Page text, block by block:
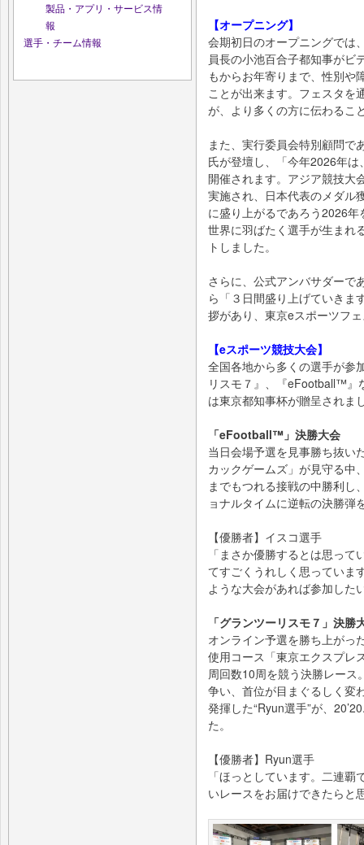
製品・アプリ・サービス情
報
選手・チーム情報
【オープニング】
会期初日のオープニングでは
員長の小池百合子都知事がビ
もからお年寄りまで、性別や
ことが出来ます。フェスタを
が、より多くの方に伝わるこ
また、実行委員会特別顧問で
氏が登壇し、「今年2026年
開催されます。アジア競技大
実施され、日本代表のメダル
に盛り上がるであろう2026
世界に羽ばたく選手が生まれ
トしました。
さらに、公式アンバサダーで
ら「３日間盛り上げていきま
拶があり、東京eスポーツフ
【eスポーツ競技大会】
全国各地から多くの選手が参
リスモ７』、『eFootball™』
は東京都知事杯が贈呈されま
「eFootball™」決勝大会
当日会場予選を見事勝ち抜い
カックゲームズ」が見守る中
までもつれる接戦の中勝利し
ョナルタイムに逆転の決勝弾
【優勝者】イスコ選手
「まさか優勝するとは思っ
てすごくうれしく思っていま
ような大会があれば参加した
「グランツーリスモ７」決勝
オンライン予選を勝ち上がっ
使用コース「東京エクスプレ
周回数10周を競う決勝レース
争い、首位が目まぐるしく変
発揮した“Ryun選手”が、
た。
【優勝者】Ryun選手
「ほっとしています。二連
いレースをお届けできたらと